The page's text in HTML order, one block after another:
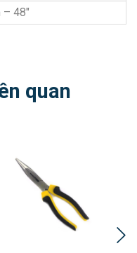
48″
quan